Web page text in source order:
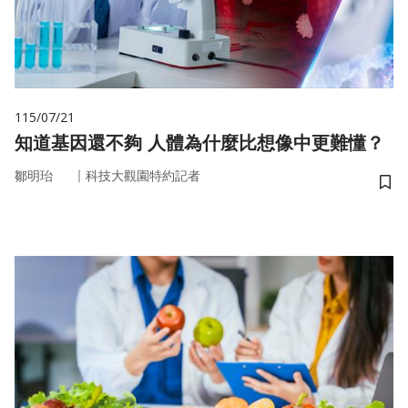
115/07/21
知道基因還不夠 人體為什麼比想像中更難懂？
鄒明珆 ｜ 科技大觀園特約記者
儲